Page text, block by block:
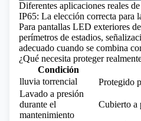
Diferentes aplicaciones reales
IP65: La elección correcta para
Para pantallas LED exteriores
perímetros de estadios,
adecuado cuando se combina
¿Qué necesita proteger
Condición
lluvia torrencial
Protegido
Lavado a presión
durante el
mantenimiento
Cubierto a